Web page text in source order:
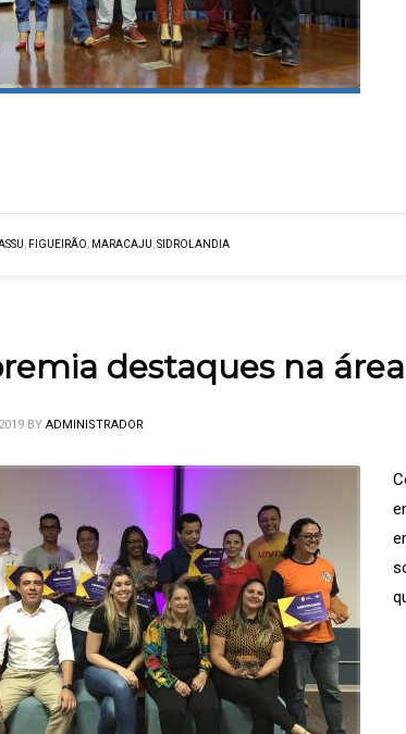
FIGUEIRÃO MARACAJU SIDROLANDIA
destaques na
BY ADMINISTRADOR